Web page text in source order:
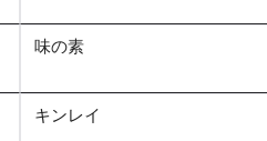
味の素
キンレイ